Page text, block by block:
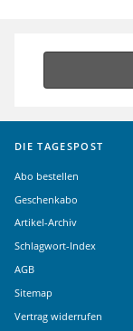
DIE TAGESPOST
Abo bestellen
Geschenkabo
Artikel-Archiv
Schlagwort-Index
AGB
Sitemap
Vertrag widerrufen